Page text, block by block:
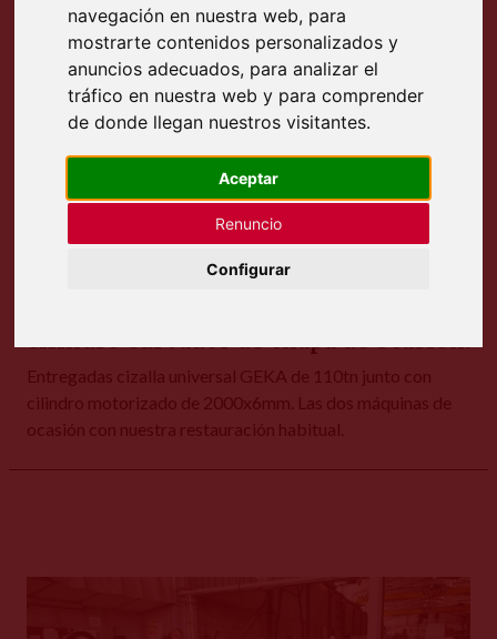
navegación en nuestra web, para
mostrarte contenidos personalizados y
anuncios adecuados, para analizar el
tráfico en nuestra web y para comprender
de donde llegan nuestros visitantes.
Aceptar
Renuncio
Configurar
Entregadas cizalla universal GEKA de 110tn junto con
cilindro motorizado de 2000x6mm. Las dos máquinas de
ocasión con nuestra restauración habitual.